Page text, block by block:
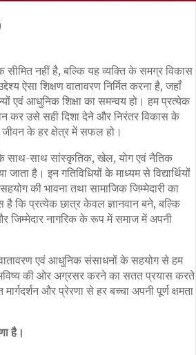
सीमित नहीं है, बल्कि यह व्यक्ति के समग्र विकास
ऐसा शिक्षण वातावरण निर्मित करना है, जहाँ
एवं आधुनिक शिक्षा का समन्वय हो। हम प्रत्येक
कर उसे सही दिशा देने और निरंतर विकास के
के हर क्षेत्र में सफल हो।
के साथ-साथ सांस्कृतिक, खेल, योग एवं नैतिक
जाता है। इन गतिविधियों के माध्यम से विद्यार्थियों
की भावना तथा सामाजिक जिम्मेदारी का
है कि प्रत्येक छात्र केवल ज्ञानवान बने, बल्कि
नागरिक के रूप में समाज में अपनी
एवं आधुनिक संसाधनों के सहयोग से हम
भविष्य की ओर अग्रसर करने का सतत प्रयास करते
और प्रेरणा से हर बच्चा अपनी पूर्ण क्षमता
है।